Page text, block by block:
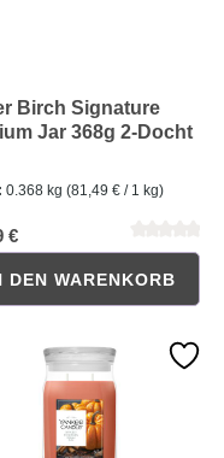
5 Sternen
Durchschnittliche Bewertung
Birch Signature
Jar 368g 2-Docht
0.368 kg (81,49 € / 1 kg)
€
DEN WARENKORB